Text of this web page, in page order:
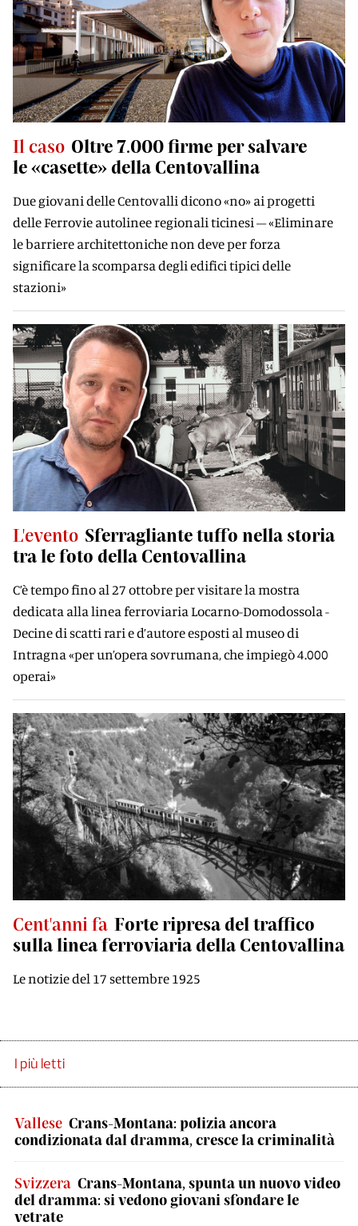
Il caso Oltre 7.000 ﬁrme per salvare
le «casette» della Centovallina
Due giovani delle Centovalli dicono «no» ai progetti
delle Ferrovie autolinee regionali ticinesi – «Eliminare
le barriere architettoniche non deve per forza
significare la scomparsa degli edifici tipici delle
stazioni»
L'evento Sferragliante tuffo nella storia
tra le foto della Centovallina
C’è tempo fino al 27 ottobre per visitare la mostra
dedicata alla linea ferroviaria Locarno-Domodossola -
Decine di scatti rari e d’autore esposti al museo di
Intragna «per un’opera sovrumana, che impiegò 4.000
operai»
Cent'anni fa Forte ripresa del traffico
sulla linea ferroviaria della Centovallina
Le notizie del 17 settembre 1925
I più letti
Vallese Crans-Montana: polizia ancora
condizionata dal dramma, cresce la criminalità
Svizzera Crans-Montana, spunta un nuovo video
del dramma: si vedono giovani sfondare le
vetrate